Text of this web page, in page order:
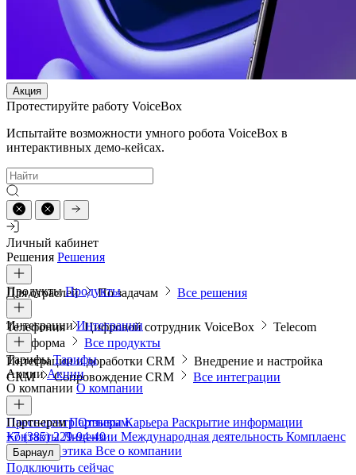
Акция
Протестируйте работу VoiceBox
Испытайте возможности умного робота VoiceBox в
интерактивных демо-кейсах.
Личный кабинет
Решения Решения
Для отраслей По задачам Все решения
ПродуктыПродукты
Телефония Цифровой сотрудник VoiceBox
Telecom
платформа
Все продукты
ИнтеграцииИнтеграции
Интеграции и доработки CRM
Внедрение и настройка
CRM
Сопровождение CRM Все интеграции
ТарифыТарифы
АкцииАкции
О компании О компании
Пресс-центрОтзывыКарьера Раскрытие информации
КонтактыЛицензии Международная деятельность Комплаенс
и деловая этика Все о компании
ПартнерамПартнерам
+7 (385) 229-94-40
Барнаул
Подключить сейчас